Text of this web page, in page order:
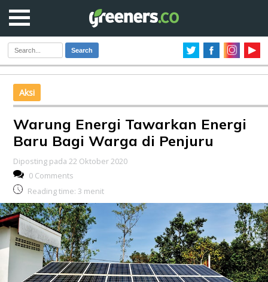
Search
Aksi
Warung Energi Tawarkan Energi
Baru Bagi Warga di Penjuru
Diposting pada 22 Oktober 2020
0 Comments
Reading time: 3 menit